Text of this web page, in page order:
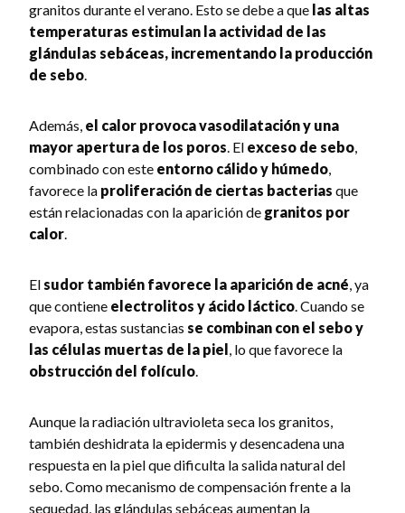
granitos durante el verano. Esto se debe a que las altas
temperaturas estimulan la actividad de las
glándulas sebáceas, incrementando la producción
de sebo.
Además, el calor provoca vasodilatación y una
mayor apertura de los poros. El exceso de sebo,
combinado con este entorno cálido y húmedo,
favorece la proliferación de ciertas bacterias que
están relacionadas con la aparición de granitos por
calor.
Elsudor también favorece la aparición de acné, ya
que contiene electrolitos y ácido láctico. Cuando se
evapora, estas sustancias se combinan con el sebo y
las células muertas de la piel , lo que favorece la
obstrucción del folículo.
Aunque la radiación ultravioleta seca los granitos,
también deshidrata la epidermis y desencadena una
respuesta en la piel que dificulta la salida natural del
sebo. Como mecanismo de compensación frente a la
sequedad, las glándulas sebáceas aumentan la